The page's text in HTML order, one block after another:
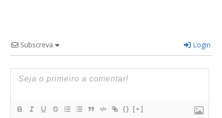
Subscreva Login
{} [+]